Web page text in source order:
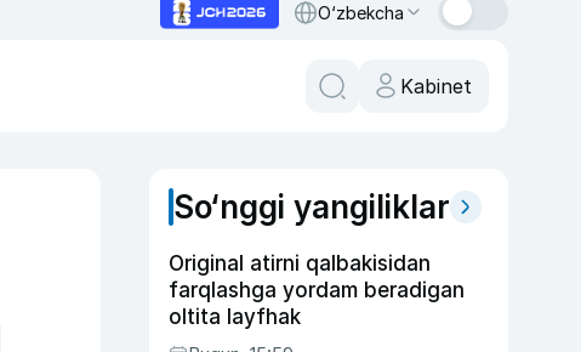
O‘zbekcha
Kabinet
So‘nggi yangiliklar
Original atirni qalbakisidan
farqlashga yordam beradigan
oltita layfhak